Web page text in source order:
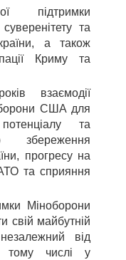
підтримки
та
а також
Криму та
взаємодії
США для
та
збереження
прогресу на
та сприяння
Міноборони
свій майбутній
від
тому числі у